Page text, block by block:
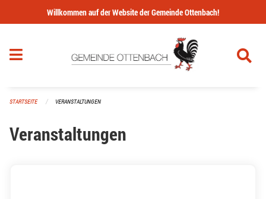
Navigation überspringen
Willkommen auf der Website der Gemeinde Ottenbach!
STARTSEITE VERANSTALTUNGEN
Veranstaltungen